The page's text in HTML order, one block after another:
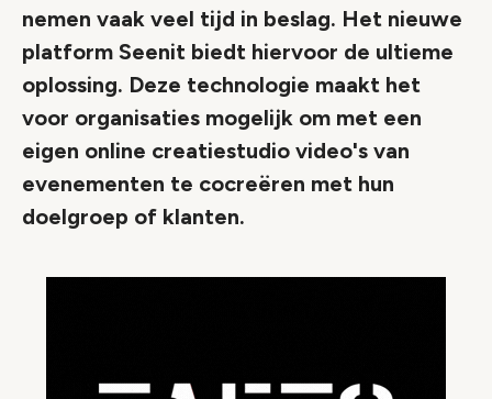
nemen vaak veel tijd in beslag. Het nieuwe
platform Seenit biedt hiervoor de ultieme
oplossing. Deze technologie maakt het
voor organisaties mogelijk om met een
eigen online creatiestudio video's van
evenementen te cocreëren met hun
doelgroep of klanten.